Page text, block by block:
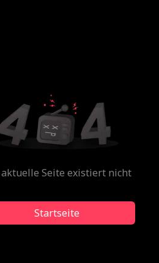
Seite existiert nicht
Startseite